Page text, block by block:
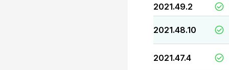
2021.49.2
2021.48.10
2021.47.4